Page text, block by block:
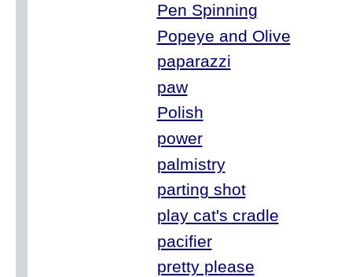
Pen Spinning
Popeye and Olive
paparazzi
paw
Polish
power
palmistry
parting shot
play cat's cradle
pacifier
pretty please